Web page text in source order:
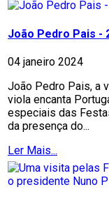
João Pedro Pais -
04 janeiro 2024
João Pedro Pais, a
viola encanta
especiais das
da presença do...
Ler Mais...